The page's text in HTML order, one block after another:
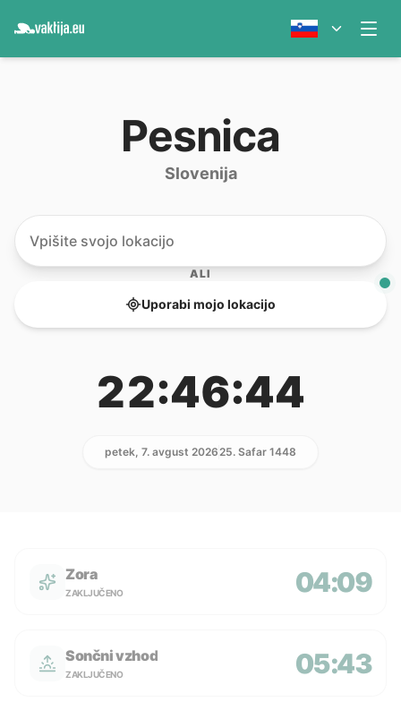
Pesnica
Slovenija
ALI
Uporabi mojo lokacijo
22:46:44
petek, 7. avgust 202625. Safar 1448
Zora
ZAKLJUČENO 04:09
Sončni vzhod
ZAKLJUČENO 05:43